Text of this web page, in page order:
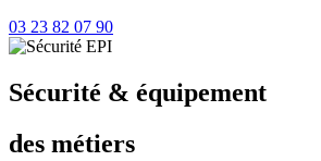
03 23 82 07 90
Sécurité & équipement
des métiers